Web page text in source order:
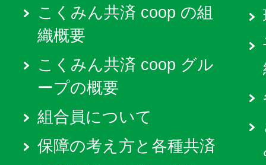
こくみん共済 coop の組
織概要
こくみん共済 coop グル
ープの概要
組合員について
保障の考え方と各種共済